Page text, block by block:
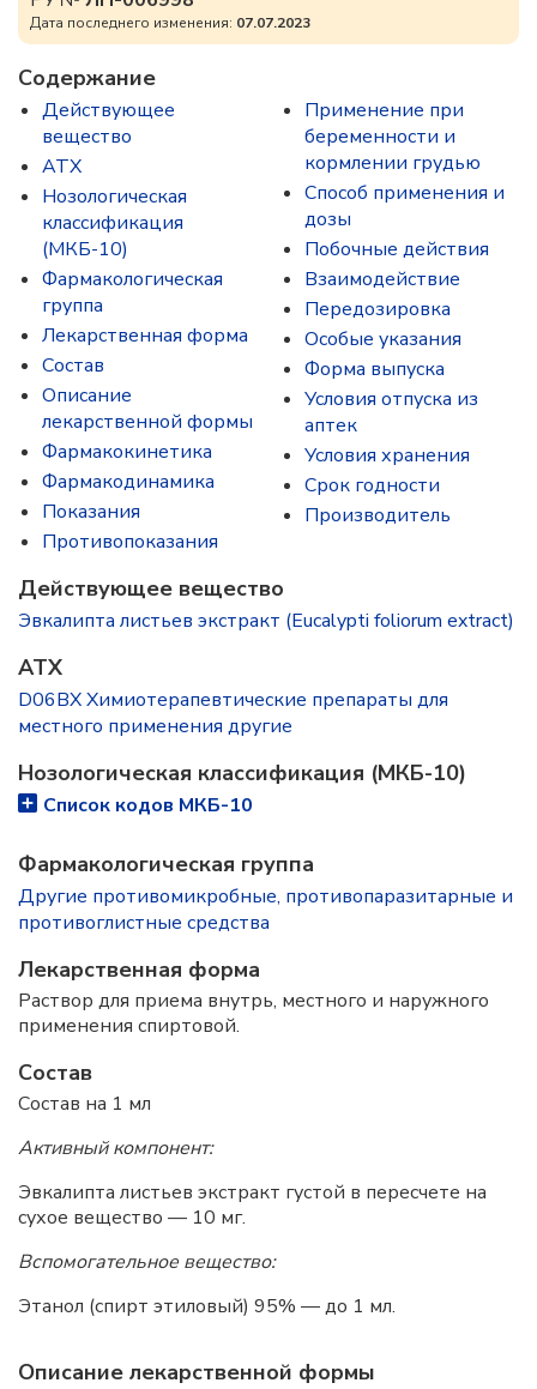
Дата последнего изменения: 07.07.2023
Содержание
Действующее
вещество
ATX
Нозологическая
классификация
(МКБ-10)
Фармакологическая
группа
Лекарственная форма
Состав
Описание
лекарственной формы
Фармакокинетика
Фармакодинамика
Показания
Противопоказания
Применение при
беременности и
кормлении грудью
Способ применения и
дозы
Побочные действия
Взаимодействие
Передозировка
Особые указания
Форма выпуска
Условия отпуска из
аптек
Условия хранения
Срок годности
Производитель
Действующее вещество
Эвкалипта листьев экстракт (Eucalypti foliorum extract)
ATX
D06BX Химиотерапевтические препараты для
местного применения другие
Нозологическая классификация (МКБ-10)
Список кодов МКБ-10
Фармакологическая группа
Другие противомикробные, противопаразитарные и
противоглистные средства
Лекарственная форма
Раствор для приема внутрь, местного и наружного
применения спиртовой.
Состав
Состав на 1 мл
Активный компонент:
Эвкалипта листьев экстракт густой в пересчете на
сухое вещество — 10 мг.
Вспомогательное вещество:
Этанол (спирт этиловый) 95% — до 1 мл.
Описание лекарственной формы